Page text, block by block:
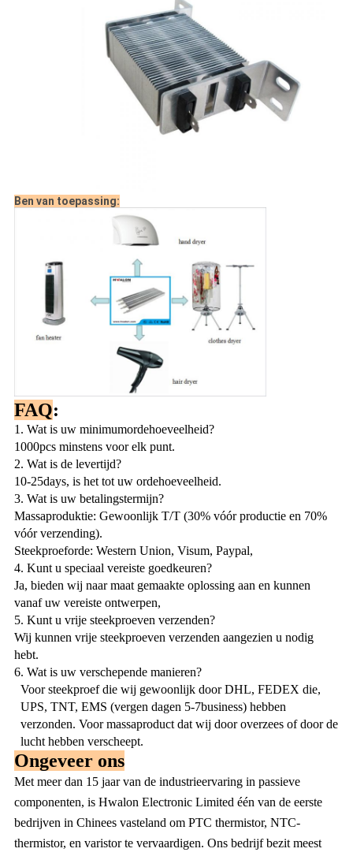
Ben van toepassing:
FAQ:
1. Wat is uw minimumordehoeveelheid?
1000pcs minstens voor elk punt.
2. Wat is de levertijd?
10-25days, is het tot uw ordehoeveelheid.
3. Wat is uw betalingstermijn?
Massaproduktie: Gewoonlijk T/T (30% vóór productie en 70%
vóór verzending).
Steekproeforde: Western Union, Visum, Paypal,
4. Kunt u speciaal vereiste goedkeuren?
Ja, bieden wij naar maat gemaakte oplossing aan en kunnen
vanaf uw vereiste ontwerpen,
5. Kunt u vrije steekproeven verzenden?
Wij kunnen vrije steekproeven verzenden aangezien u nodig
hebt.
6. Wat is uw verschepende manieren?
Voor steekproef die wij gewoonlijk door DHL, FEDEX die,
UPS, TNT, EMS (vergen dagen 5-7business) hebben
verzonden. Voor massaproduct dat wij door overzees of door de
lucht hebben verscheept.
Ongeveer ons
Met meer dan 15 jaar van de industrieervaring in passieve
componenten, is Hwalon Electronic Limited één van de eerste
bedrijven in Chinees vasteland om PTC thermistor, NTC-
thermistor, en varistor te vervaardigen. Ons bedrijf bezit meest